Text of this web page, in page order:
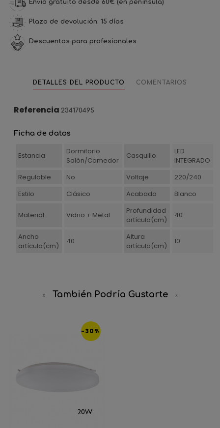
Envío gratuito desde 60€ (en península)
Plazo de devolución: 15 días
Descuentos para profesionales
DETALLES DEL PRODUCTO COMENTARIOS
Referencia 234170495
Ficha de datos
Estancia
Dormitorio
Salón/Comedor
Casquillo
LED
INTEGRADO
Regulable
No Voltaje
220/240
Estilo
Clásico Acabado Blanco
Material Vidrio + Metal
Profundidad
artículo(cm)
40
Ancho
artículo(cm)
40
Altura
artículo(cm)
10
También Podría Gustarte
-30%